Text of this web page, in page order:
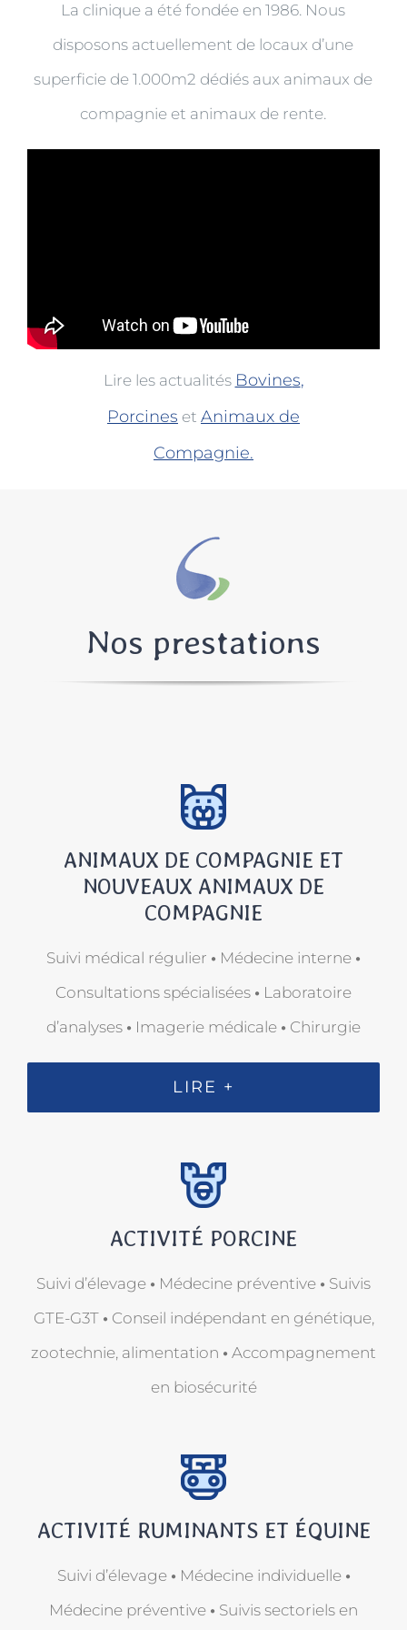
La clinique a été fondée en 1986. Nous
disposons actuellement de locaux d’une
superficie de 1.000m2 dédiés aux animaux de
compagnie et animaux de rente.
Lire les actualités Bovines,
Porcines et Animaux de
Compagnie.
Nos prestations
ANIMAUX DE COMPAGNIE ET
NOUVEAUX ANIMAUX DE
COMPAGNIE
Suivi médical régulier • Médecine interne •
Consultations spécialisées • Laboratoire
d’analyses • Imagerie médicale • Chirurgie
LIRE +
ACTIVITÉ PORCINE
Suivi d’élevage • Médecine préventive • Suivis
GTE-G3T • Conseil indépendant en génétique,
zootechnie, alimentation • Accompagnement
en biosécurité
ACTIVITÉ RUMINANTS ET ÉQUINE
Suivi d’élevage • Médecine individuelle •
Médecine préventive • Suivis sectoriels en